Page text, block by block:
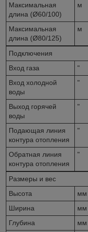
Максимальная
длина (Ø60/100)
м
Максимальная
длина (Ø80/125)
м
Подключения
Вход газа
"
Вход холодной
воды
"
Выход горячей
воды
"
Подающая линия
контура отопления
"
Обратная линия
контура отопления
"
Размеры и вес
Высота
мм
Ширина
мм
Глубина
мм